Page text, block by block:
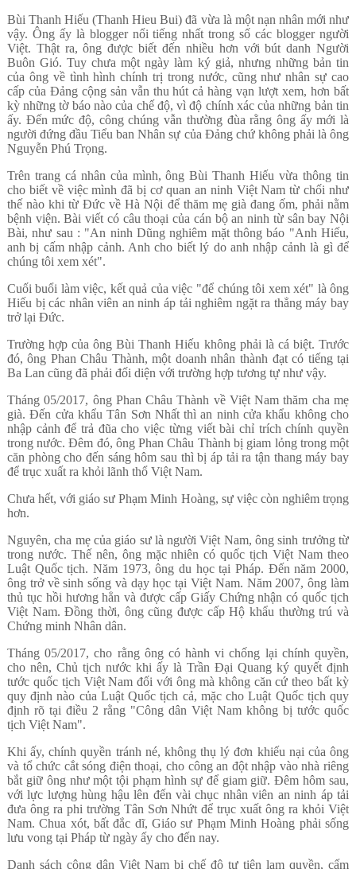
Bùi Thanh Hiếu (Thanh Hieu Bui) đã vừa là một nạn nhân mới như
vậy. Ông ấy là blogger nổi tiếng nhất trong số các blogger người
Việt. Thật ra, ông được biết đến nhiều hơn với bút danh Người
Buôn Gió. Tuy chưa một ngày làm ký giả, nhưng những bản tin
của ông về tình hình chính trị trong nước, cũng như nhân sự cao
cấp của Đảng cộng sản vẫn thu hút cả hàng vạn lượt xem, hơn bất
kỳ những tờ báo nào của chế độ, vì độ chính xác của những bản tin
ấy. Đến mức độ, công chúng vẫn thường đùa rằng ông ấy mới là
người đứng đầu Tiểu ban Nhân sự của Đảng chứ không phải là ông
Nguyễn Phú Trọng.
Trên trang cá nhân của mình, ông Bùi Thanh Hiếu vừa thông tin
cho biết về việc mình đã bị cơ quan an ninh Việt Nam từ chối như
thế nào khi từ Đức về Hà Nội để thăm mẹ già đang ốm, phải nằm
bệnh viện. Bài viết có câu thoại của cán bộ an ninh từ sân bay Nội
Bài, như sau : "An ninh Dũng nghiêm mặt thông báo "Anh Hiếu,
anh bị cấm nhập cảnh. Anh cho biết lý do anh nhập cảnh là gì để
chúng tôi xem xét".
Cuối buổi làm việc, kết quả của việc "để chúng tôi xem xét" là ông
Hiếu bị các nhân viên an ninh áp tải nghiêm ngặt ra thẳng máy bay
trở lại Đức.
Trường hợp của ông Bùi Thanh Hiếu không phải là cá biệt. Trước
đó, ông Phan Châu Thành, một doanh nhân thành đạt có tiếng tại
Ba Lan cũng đã phải đối diện với trường hợp tương tự như vậy.
Tháng 05/2017, ông Phan Châu Thành về Việt Nam thăm cha mẹ
già. Đến cửa khẩu Tân Sơn Nhất thì an ninh cửa khẩu không cho
nhập cảnh để trả đũa cho việc từng viết bài chỉ trích chính quyền
trong nước. Đêm đó, ông Phan Châu Thành bị giam lỏng trong một
căn phòng cho đến sáng hôm sau thì bị áp tải ra tận thang máy bay
để trục xuất ra khỏi lãnh thổ Việt Nam.
Chưa hết, với giáo sư Phạm Minh Hoàng, sự việc còn nghiêm trọng
hơn.
Nguyên, cha mẹ của giáo sư là người Việt Nam, ông sinh trưởng từ
trong nước. Thế nên, ông mặc nhiên có quốc tịch Việt Nam theo
Luật Quốc tịch. Năm 1973, ông du học tại Pháp. Đến năm 2000,
ông trở về sinh sống và dạy học tại Việt Nam. Năm 2007, ông làm
thủ tục hồi hương hẳn và được cấp Giấy Chứng nhận có quốc tịch
Việt Nam. Đồng thời, ông cũng được cấp Hộ khẩu thường trú và
Chứng minh Nhân dân.
Tháng 05/2017, cho rằng ông có hành vi chống lại chính quyền,
cho nên, Chủ tịch nước khi ấy là Trần Đại Quang ký quyết định
tước quốc tịch Việt Nam đối với ông mà không căn cứ theo bất kỳ
quy định nào của Luật Quốc tịch cả, mặc cho Luật Quốc tịch quy
định rõ tại điều 2 rằng "Công dân Việt Nam không bị tước quốc
tịch Việt Nam".
Khi ấy, chính quyền tránh né, không thụ lý đơn khiếu nại của ông
và tổ chức cắt sóng điện thoại, cho công an đột nhập vào nhà riêng
bắt giữ ông như một tội phạm hình sự để giam giữ. Đêm hôm sau,
với lực lượng hùng hậu lên đến vài chục nhân viên an ninh áp tải
đưa ông ra phi trường Tân Sơn Nhứt để trục xuất ông ra khỏi Việt
Nam. Chua xót, bất đắc dĩ, Giáo sư Phạm Minh Hoàng phải sống
lưu vong tại Pháp từ ngày ấy cho đến nay.
Danh sách công dân Việt Nam bị chế độ tự tiện lạm quyền, cấm